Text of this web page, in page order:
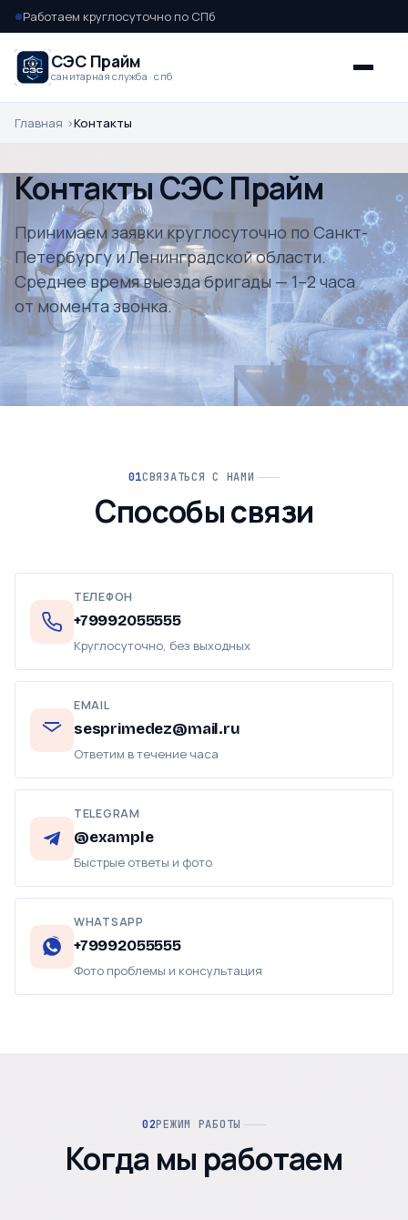
●Работаем круглосуточно по СПб
СЭС Прайм
санитарная служба · спб
Главная Контакты
Контакты СЭС Прайм
Принимаем заявки круглосуточно по Санкт-
Петербургу и Ленинградской области.
Среднее время выезда бригады — 1–2 часа
от момента звонка.
СВЯЗАТЬСЯ С НАМИ
Способы связи
ТЕЛЕФОН
+79992055555
Круглосуточно, без выходных
EMAIL
sesprimedez@mail.ru
Ответим в течение часа
TELEGRAM
@example
Быстрые ответы и фото
WHATSAPP
+79992055555
Фото проблемы и консультация
РЕЖИМ РАБОТЫ
Когда мы работаем